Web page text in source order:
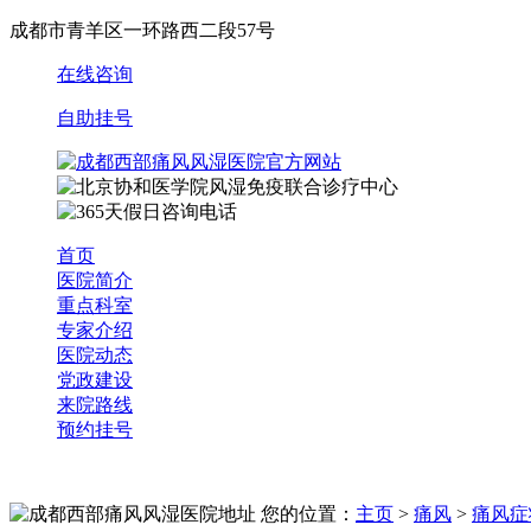
成都市青羊区一环路西二段57号
在线咨询
自助挂号
首页
医院简介
重点科室
专家介绍
医院动态
党政建设
来院路线
预约挂号
您的位置： 主页 > 痛风 > 痛风